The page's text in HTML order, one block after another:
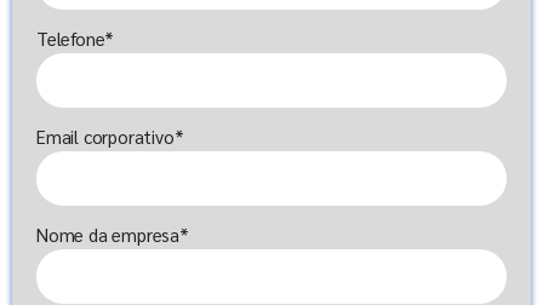
Telefone*
Email corporativo*
Nome da empresa*